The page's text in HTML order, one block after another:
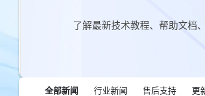
了解最新技术教程、帮助文档
全部新闻 行业新闻 售后支持 更